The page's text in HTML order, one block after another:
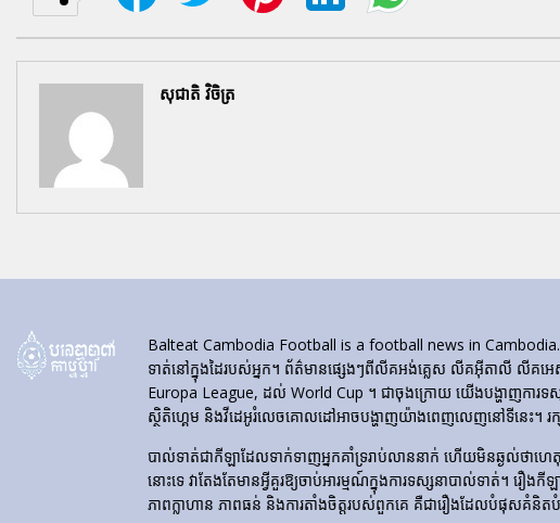
សុជាតិ វិចិត្រ
Balteat Cambodia Football is a football news in Cambodia.
ទាត់នៅក្នុងដៃរបស់អ្នក។ ព័ត៌មានផ្សេងៗពីលីគអង់គ្លេស លីគអ៊ីតាលី លីគអេ
Europa League, ដល់ World Cup ។ ជាចុងក្រោយ យើងបង្ហាញការទ
ស្ថិតិហ្គេម និងវីដេអូរំលេចគោលដៅអាចបង្ហាញយ៉ាងពេញលេញនៅទីនេះ។ រ
បាល់ទាត់​ជា​កីឡា​ដែល​ទាក់​ទាញ​អ្នក​គាំទ្រ​រាប់​លាន​នាក់ ហើយ​មិន​ឆ្ងល់​ថា​ហ
នោះទេ វាតែងតែមានអ្វីគួរឱ្យចាប់អារម្មណ៍ក្នុងការទស្សនាបាល់ទាត់។ រ
ភាពក្លាហាន ភាពធន់ និងការតាំងចិត្តរបស់ពួកគេ គឺជារឿងដែលបំផុសគំ